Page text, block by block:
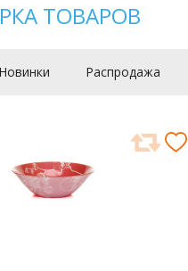
ТОВАРОВ
Новинки Распродажа